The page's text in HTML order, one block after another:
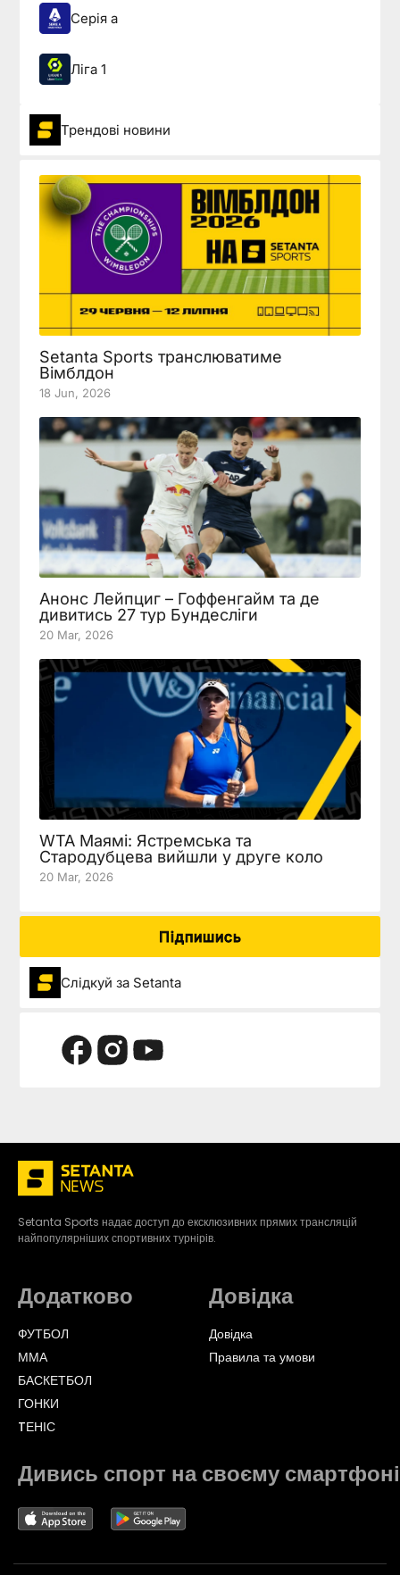
Серія а
Ліга 1
Трендові новини
Setanta Sports транслюватиме
Вімблдон
18 Jun, 2026
Анонс Лейпциг – Гоффенгайм та де
дивитись 27 тур Бундесліги
20 Mar, 2026
WTA Маямі: Ястремська та
Стародубцева вийшли у друге коло
20 Mar, 2026
Підпишись
Слідкуй за Setanta
Setanta Sports надає доступ до ексклюзивних прямих трансляцій
найпопулярніших спортивних турнірів.
Додатково
ФУТБОЛ
ММА
БАСКЕТБОЛ
ГОНКИ
TЕНІС
Довідка
Довідка
Правила та умови
Дивись спорт на своєму смартфоні